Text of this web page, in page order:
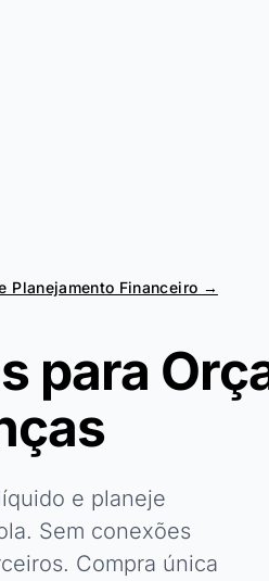
Planejamento Financeiro →
para
e planeje
Sem conexões
Compra única